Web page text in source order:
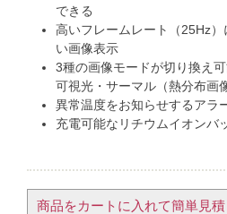
できる
高いフレームレート（25Hz
い画像表示
3種の画像モードが切り換え
可視光・サーマル（熱分布画
異常温度をお知らせするアラ
充電可能なリチウムイオンバ
商品をカートに入れて簡単見積​